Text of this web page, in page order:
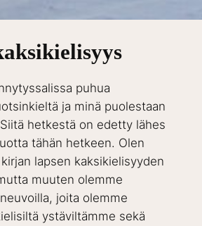
puhua
ja minä puolestaan
hetkestä on edetty lähes
tähän hetkeen. Olen
lapsen kaksikielisyyden
muuten olemme
joita olemme
ystäviltämme sekä